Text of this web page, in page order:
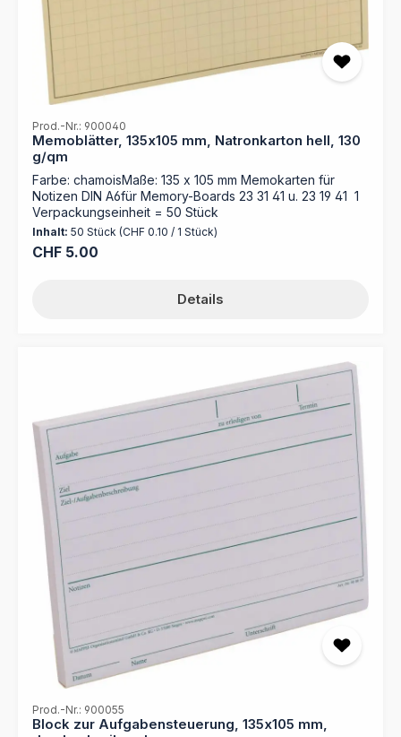
Prod.-Nr.: 900040
Memoblätter, 135x105 mm, Natronkarton hell, 130
g/qm
Farbe: chamoisMaße: 135 x 105 mm Memokarten für
Notizen DIN A6für Memory-Boards 23 31 41 u. 23 19 41 1
Verpackungseinheit = 50 Stück
Inhalt: 50 Stück (CHF 0.10 / 1 Stück)
Regulärer Preis:
CHF 5.00
Details
Prod.-Nr.: 900055
Block zur Aufgabensteuerung, 135x105 mm,